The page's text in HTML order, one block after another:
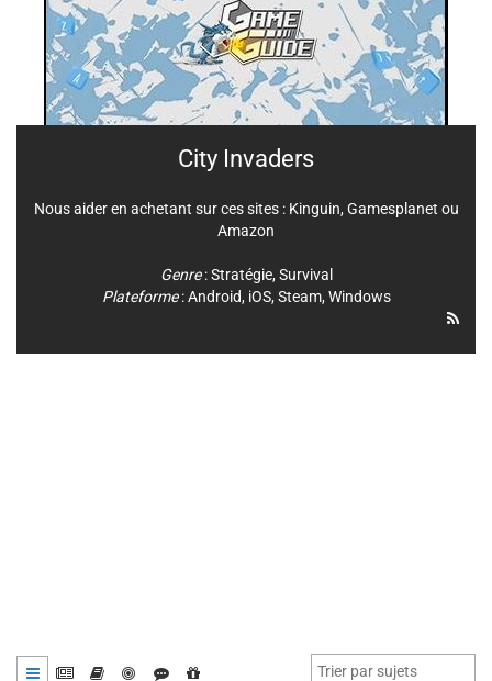
City Invaders
Nous aider en achetant sur ces sites : Kinguin, Gamesplanet ou
Amazon
Genre:Stratégie, Survival
Plateforme:Android, iOS, Steam, Windows